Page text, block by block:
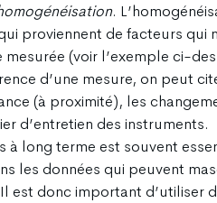
.
proviennent de facteurs qui
mesurée (voir l’exemple ci-
d’une mesure, on peut
(à proximité), les
d’entretien des
à long terme est souvent
les données qui peuvent
est donc important d’utiliser